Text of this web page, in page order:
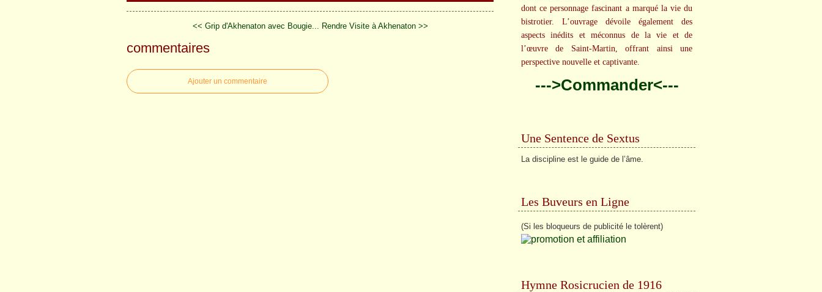
<< Grip d'Akhenaton avec Bougie... Rendre Visite à Akhenaton >>
commentaires
Ajouter un commentaire
dont ce personnage fascinant a marqué la vie du
bistrotier. L’ouvrage dévoile également des
aspects inédits et méconnus de la vie et de
l’œuvre de Saint-Martin, offrant ainsi une
perspective nouvelle et captivante.
--->Commander<---
Une Sentence de Sextus
La discipline est le guide de l’âme.
Les Buveurs en Ligne
(Si les bloqueurs de publicité le tolèrent)
Hymne Rosicrucien de 1916